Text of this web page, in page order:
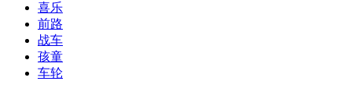
喜乐
前路
战车
孩童
车轮